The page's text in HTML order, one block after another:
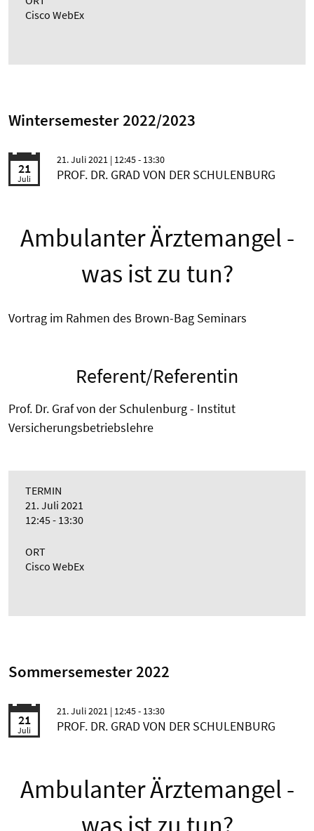
Cisco WebEx
Wintersemester 2022/2023
21
Juli
21. Juli 2021 | 12:45 - 13:30
PROF. DR. GRAD VON DER SCHULENBURG
Ambulanter Ärztemangel -
was ist zu tun?
Vortrag im Rahmen des Brown-Bag Seminars
Referent/Referentin
Prof. Dr. Graf von der Schulenburg - Institut
Versicherungsbetriebslehre
TERMIN
21. Juli 2021
12:45 - 13:30
ORT
Cisco WebEx
Sommersemester 2022
21
Juli
21. Juli 2021 | 12:45 - 13:30
PROF. DR. GRAD VON DER SCHULENBURG
Ambulanter Ärztemangel -